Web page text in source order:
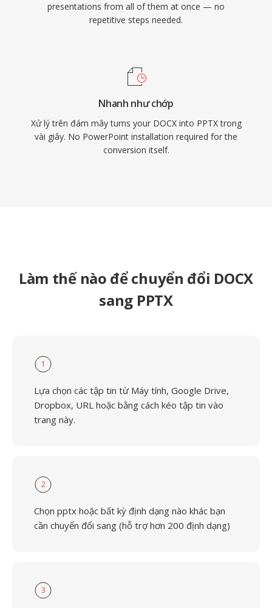
presentations from all of them at once — no
repetitive steps needed.
Nhanh như chớp
Xử lý trên đám mây turns your DOCX into PPTX trong
vài giây. No PowerPoint installation required for the
conversion itself.
Làm thế nào để chuyển đổi DOCX
sang PPTX
1
Lựa chọn các tập tin từ Máy tính, Google Drive,
Dropbox, URL hoặc bằng cách kéo tập tin vào
trang này.
2
Chọn pptx hoặc bất kỳ định dạng nào khác bạn
cần chuyển đổi sang (hỗ trợ hơn 200 định dạng)
3